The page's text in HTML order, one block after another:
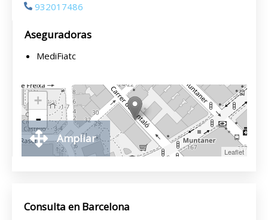
932017486
Aseguradoras
MediFiatc
+
-
Leaflet
Ampliar
Consulta en Barcelona